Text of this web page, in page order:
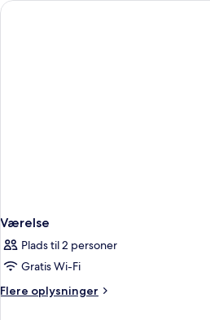
Værelse
Plads til 2 personer
Gratis Wi-Fi
Flere oplysninger
Flere